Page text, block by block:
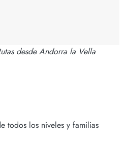
desde Andorra la Vella
todos los niveles y familias